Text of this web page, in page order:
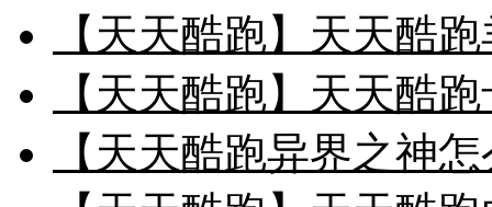
【天天酷跑】天天酷
【天天酷跑】天天酷
【天天酷跑异界之神